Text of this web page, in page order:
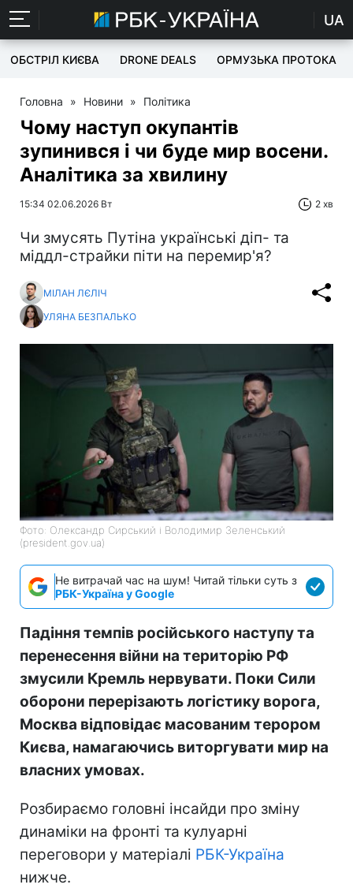
UA
ОБСТРІЛ КИЄВА DRONE DEALS ОРМУЗЬКА ПРОТОКА
Головна » Новини » Політика
Чому наступ окупантів
зупинився і чи буде мир восени.
Аналітика за хвилину
15:34 02.06.2026 Вт 2 хв
Чи змусять Путіна українські діп- та
міддл-страйки піти на перемир'я?
МІЛАН ЛЄЛІЧ
УЛЯНА БЕЗПАЛЬКО
Фото: Олександр Сирський і Володимир Зеленський
(president.gov.ua)
Не витрачай час на шум! Читай тільки суть з
РБК-Україна у Google
Падіння темпів російського наступу та
перенесення війни на територію РФ
змусили Кремль нервувати. Поки Сили
оборони перерізають логістику ворога,
Москва відповідає масованим терором
Києва, намагаючись виторгувати мир на
власних умовах.
Розбираємо головні інсайди про зміну
динаміки на фронті та кулуарні
переговори у матеріалі РБК-Україна
нижче.